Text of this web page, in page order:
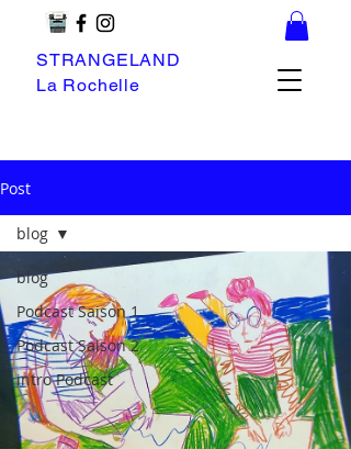
STRANGELAND
La Rochelle
Post
blog
Podcast Saison 1
Podcast Saison 2
intro Podcast
blog